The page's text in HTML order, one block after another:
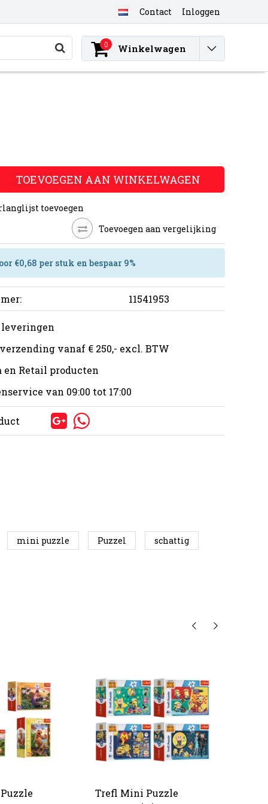
Contact Inloggen
0 Winkelwagen
TOEVOEGEN AAN WINKELWAGEN
toevoegen
Toevoegen aan vergelijking
€0,68 per stuk en bespaar 9%
11541953
vanaf € 250,- excl. BTW
en Retail producten
van 09:00 tot 17:00
mini puzzle Puzzel schattig
Trefl Mini Puzzle